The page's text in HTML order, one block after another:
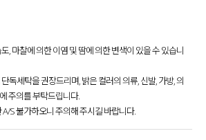
, 마찰에 의한 이염 및 땀에 의한 변색이 있을 수 있습니
독세탁을 권장드리며, 밝은 컬러의 의류, 신발, 가방, 의
주의를 부탁드립니다.
S 불가하오니 주의해 주시길 바랍니다.